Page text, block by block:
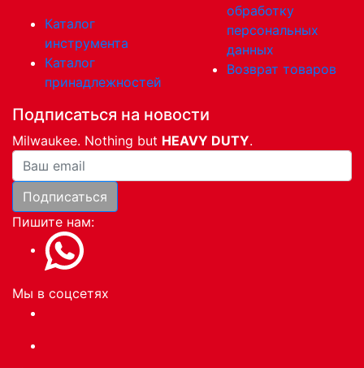
Каталог
инструмента
Каталог
принадлежностей
обработку
персональных
данных
Возврат товаров
Подписаться на новости
Milwaukee. Nothing but HEAVY DUTY.
Ваша почта
Подписаться
Пишите нам:
Мы в соцсетях